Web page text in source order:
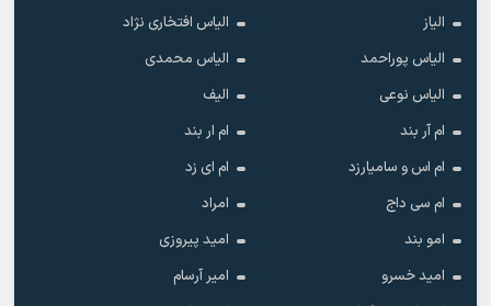
الیاز
الیاس افتخاری نژاد
الیاس پوراحمد
الیاس محمدی
الیاس نوعی
الیف
ام آر بند
ام ار بند
ام اس و سامیارزد
ام ای زد
ام سی داج
امراد
امو بند
امید پیروزی
امید خسرو
امیر آرسام